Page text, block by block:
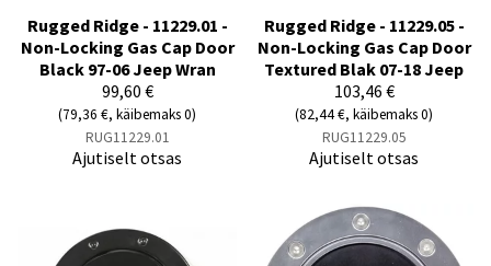
Rugged Ridge - 11229.01 -
Non-Locking Gas Cap Door
Black 97-06 Jeep Wran
99,60 €
(79,36 €, käibemaks 0)
RUG11229.01
Ajutiselt otsas
Rugged Ridge - 11229.05 -
Non-Locking Gas Cap Door
Textured Blak 07-18 Jeep
103,46 €
(82,44 €, käibemaks 0)
RUG11229.05
Ajutiselt otsas